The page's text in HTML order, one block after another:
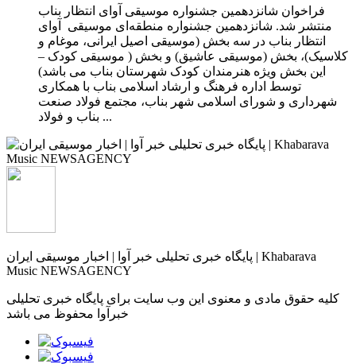
فراخوان شانزدهمین جشنواره موسیقی آوای انتظار بناب
منتشر شد. شانزدهمین جشنواره منطقه‌ای موسیقی آوای
انتظار بناب در سه بخش (موسیقی اصیل ایرانی، موغام و
کلاسیک)، بخش (موسیقی عاشیق) و بخش ( موسیقی کودک –
این بخش ویژه هنرمندان کودک شهرستان بناب می باشد)
توسط اداره فرهنگ و ارشاد اسلامی بناب با همکاری
شهرداری و شورای اسلامی شهر بناب، مجتمع فولاد صنعت
بناب و فولاد ...
پایگاه خبری تحلیلی خبر آوا | اخبار موسیقی ایران | Khabarava
Music NEWSAGENCY
کلیه حقوق مادی و معنوی این وب سایت برای پایگاه خبری تحلیلی
خبرآوا محفوظ می باشد